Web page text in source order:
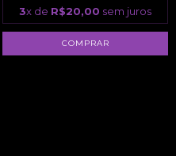
3x de R$20,00 sem juros
COMPRAR